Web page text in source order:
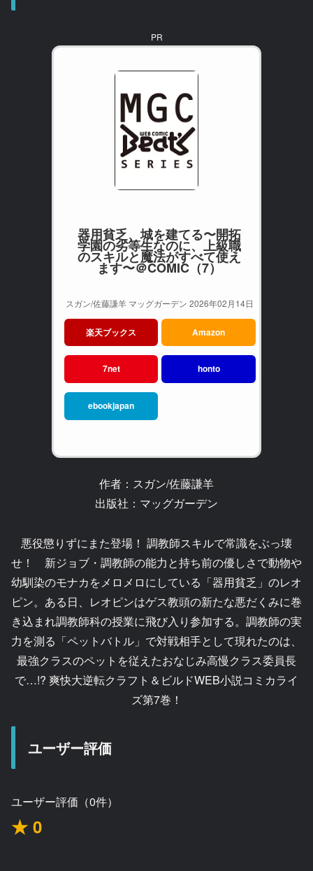
PR
器用貧乏、城を建てる〜開拓
学園の劣等生なのに、上級職
のスキルと魔法がすべて使え
ます〜＠COMIC（7）
スガン/佐藤謙羊 マッグガーデン 2026年02月14日
楽天ブックス Amazon
7net honto
ebookjapan
作者：スガン/佐藤謙羊
出版社：マッグガーデン
悪役懲りずにまた登場！ 調教師スキルで常識をぶっ壊
せ！ 新ジョブ・調教師の能力と持ち前の優しさで動物や
幼馴染のモナカをメロメロにしている「器用貧乏」のレオ
ピン。ある日、レオピンはゲス教頭の新たな悪だくみに巻
き込まれ調教師科の授業に飛び入り参加する。調教師の実
力を測る「ペットバトル」で対戦相手として現れたのは、
最強クラスのペットを従えたおなじみ高慢クラス委員長
で…!? 爽快大逆転クラフト＆ビルドWEB小説コミカライ
ズ第7巻！
ユーザー評価
ユーザー評価（0件）
★ 0